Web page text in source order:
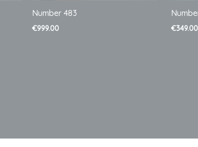
Number 483
€999.00 €349.00